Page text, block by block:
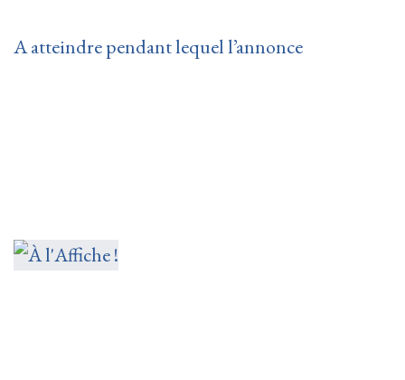
A atteindre pendant lequel l’annonce